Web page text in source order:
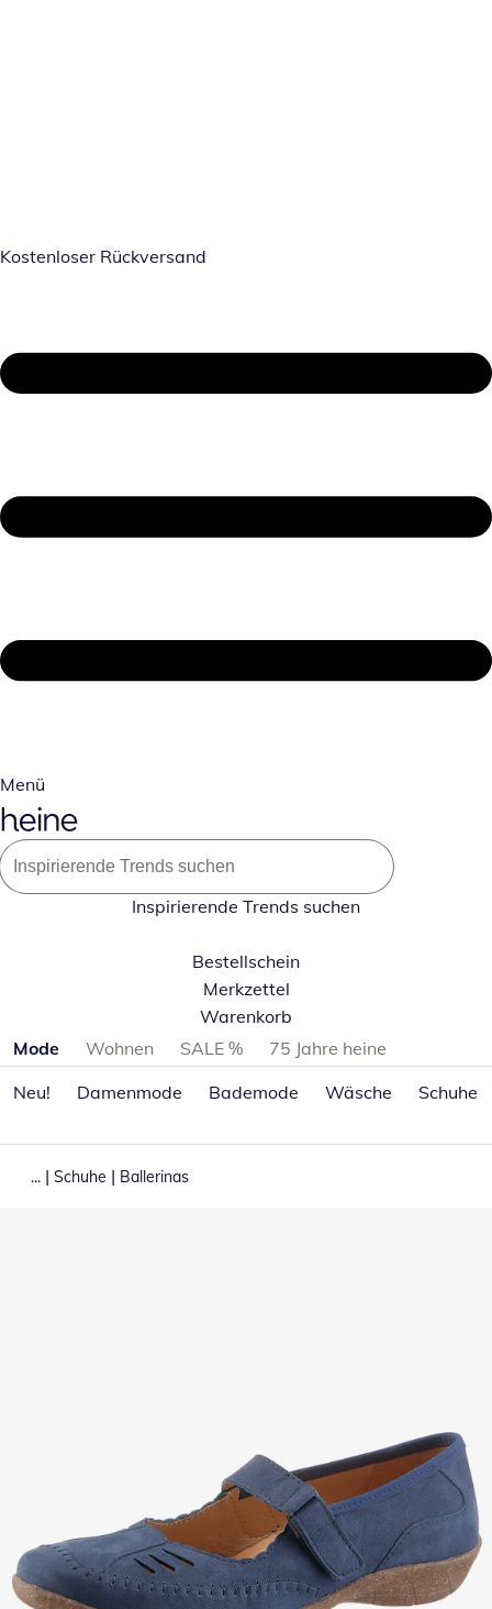
Kostenloser Rückversand
Menü
Inspirierende Trends suchen
Bestellschein
Merkzettel
Warenkorb
Produktkategorien überspringen
Mode Wohnen SALE %
75 Jahre heine
Neu!
Damenmode Bademode Wäsche Schuhe
... | Schuhe | Ballerinas